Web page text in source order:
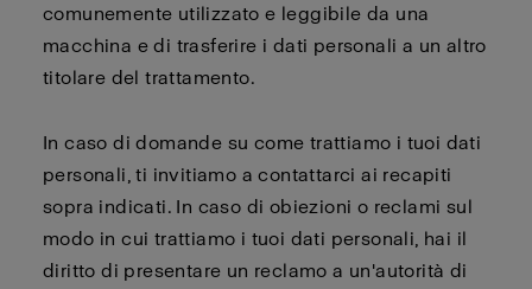
comunemente utilizzato e leggibile da una
macchina e di trasferire i dati personali a un altro
titolare del trattamento.
In caso di domande su come trattiamo i tuoi dati
personali, ti invitiamo a contattarci ai recapiti
sopra indicati. In caso di obiezioni o reclami sul
modo in cui trattiamo i tuoi dati personali, hai il
diritto di presentare un reclamo a un'autorità di